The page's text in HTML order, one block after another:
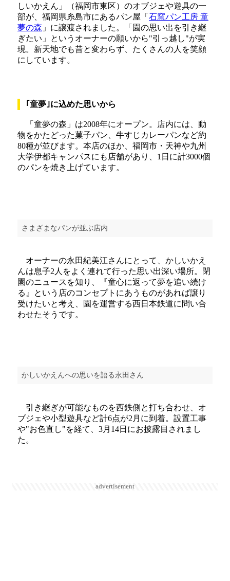
しいかえん」（福岡市東区）のオブジェや遊具の一
部が、福岡県糸島市にあるパン屋「 石窯パン工房 童
夢の森 」に譲渡されました。「園の思い出を引き継
ぎたい」というオーナーの願いから"引っ越し"が実
現。新天地でも昔と変わらず、たくさんの人を笑顔
にしています。
｢童夢｣に込めた思いから
「童夢の森」は2008年にオープン。店内には、動
物をかたどった菓子パン、牛すじカレーパンなど約
80種が並びます。本店のほか、福岡市・天神や九州
大学伊都キャンパスにも店舗があり、1日に計3000個
のパンを焼き上げています。
さまざまなパンが並ぶ店内
オーナーの永田紀美江さんにとって、かしいかえ
んは息子2人をよく連れて行った思い出深い場所。閉
園のニュースを知り、『童心に返って夢を追い続け
る』という店のコンセプトにあうものがあれば譲り
受けたいと考え、園を運営する西日本鉄道に問い合
わせたそうです。
かしいかえんへの思いを語る永田さん
引き継ぎが可能なものを西鉄側と打ち合わせ、オ
ブジェや小型遊具など計6点が2月に到着。設置工事
や"お色直し"を経て、3月14日にお披露目されまし
た。
advertisement